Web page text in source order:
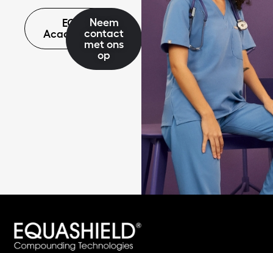
EQ
Academie
Neem
contact
met ons
op